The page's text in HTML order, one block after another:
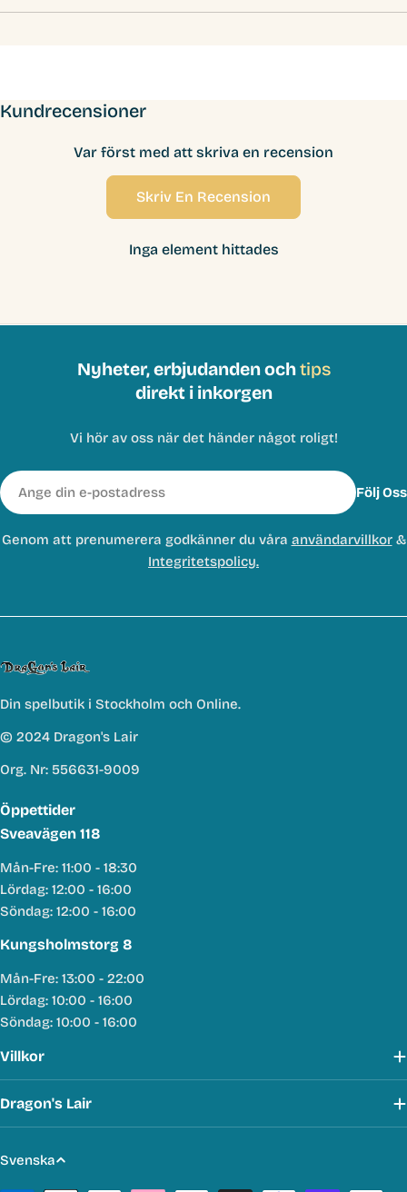
Kundrecensioner
Var först med att skriva en recension
Skriv En Recension
Inga element hittades
Nyheter, erbjudanden ochtips
direkt i inkorgen
Vi hör av oss när det händer något roligt!
E-
post
Följ Oss
Genom att prenumerera godkänner du våra användarvillkor&
Integritetspolicy.
Din spelbutik i Stockholm och Online.
© 2024 Dragon's Lair
Org. Nr: 556631-9009
Öppettider
Sveavägen 118
Mån-Fre: 11:00 - 18:30
Lördag: 12:00 - 16:00
Söndag: 12:00 - 16:00
Kungsholmstorg 8
Mån-Fre: 13:00 - 22:00
Lördag: 10:00 - 16:00
Söndag: 10:00 - 16:00
Villkor
Dragon's Lair
S
p
Svenska